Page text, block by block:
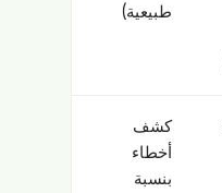
طبيعية)
كشف
أخطاء
بنسبة